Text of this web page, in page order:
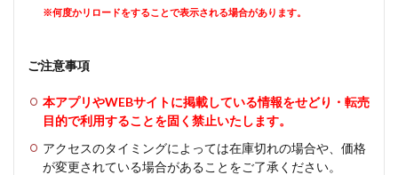
※何度かリロードをすることで表示される場合があります。
ご注意事項
本アプリやWEBサイトに掲載している情報をせどり・転売
目的で利用することを固く禁止いたします。
アクセスのタイミングによっては在庫切れの場合や、価格
が変更されている場合があることをご了承ください。